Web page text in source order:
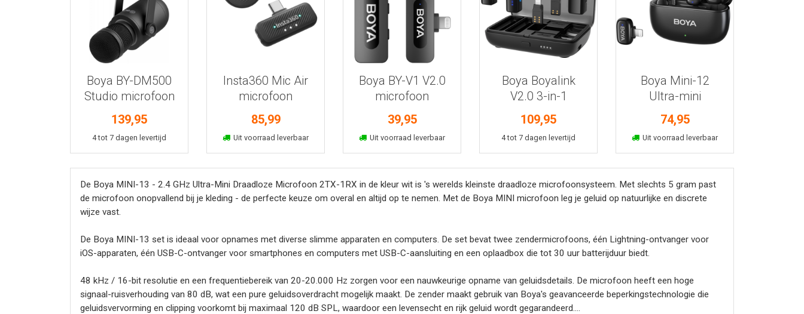
Bekijk meer informatie
Boya BY-DM500
Studio microfoon
139,95
4 tot 7 dagen levertijd
In winkelmand
Bekijk meer informatie
Insta360 Mic Air
microfoon
(1TX+1RX)
85,99
Uit voorraad leverbaar
In winkelmand
Bekijk meer informatie
Boya BY-V1 V2.0
microfoon
lightning
39,95
Uit voorraad leverbaar
In winkelmand
Bekijk meer informatie
Boya Boyalink
V2.0 3-in-1
microfoon set
109,95
4 tot 7 dagen levertijd
In winkelmand
Bekijk meer informatie
Boya Mini-12
Ultra-mini
microfoon zwart
74,95
Uit voorraad leverbaar
In winkelmand
De Boya MINI-13 - 2.4 GHz Ultra-Mini Draadloze Microfoon 2TX-1RX in de kleur wit is 's werelds kleinste draadloze microfoonsysteem. Met slechts 5 gram past
de microfoon onopvallend bij je kleding - de perfecte keuze om overal en altijd op te nemen. Met de Boya MINI microfoon leg je geluid op natuurlijke en discrete
wijze vast.
De Boya MINI-13 set is ideaal voor opnames met diverse slimme apparaten en computers. De set bevat twee zendermicrofoons, één Lightning-ontvanger voor
iOS-apparaten, één USB-C-ontvanger voor smartphones en computers met USB-C-aansluiting en een oplaadbox die tot 30 uur batterijduur biedt.
48 kHz / 16-bit resolutie en een frequentiebereik van 20-20.000 Hz zorgen voor een nauwkeurige opname van geluidsdetails. De microfoon heeft een hoge
signaal-ruisverhouding van 80 dB, wat een pure geluidsoverdracht mogelijk maakt. De zender maakt gebruik van Boya's geavanceerde beperkingstechnologie die
geluidsvervorming en clipping voorkomt bij maximaal 120 dB SPL, waardoor een levensecht en rijk geluid wordt gegarandeerd.